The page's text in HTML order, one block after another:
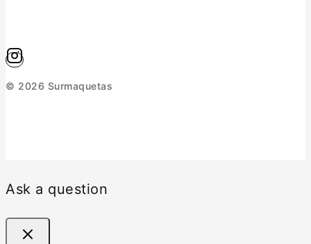
© 2026 Surmaquetas
Ask a question